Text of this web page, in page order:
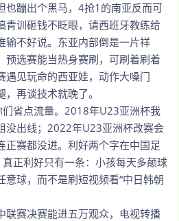
也蹦出个黑马，4抢1的南亚反而可
青训砸钱不眨眼，请西班牙教练给
输不好说。东亚内部倒是一片祥
预选赛能当热身赛刷，可刷着刷着
遇见玩命的西亚娃，动作大嗓门
再谈技术就晚了。
们省点流量。2018年U23亚洲杯我
没出线；2022年U23亚洲杯改赛会
正赛都没进。利好两个字在中国足
真正利好只有一条：小孩每天多颠球
意球，而不是刷短视频看“中日韩朝
联赛决赛能进五万观众，电视转播